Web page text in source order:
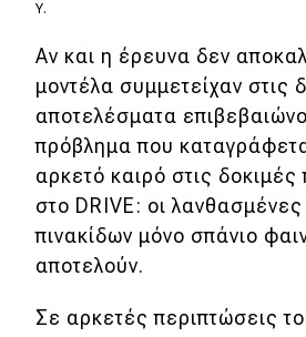
Y.
Αν και η έρευνα δεν
μοντέλα συμμετείχαν στις
αποτελέσματα
πρόβλημα που
αρκετό καιρό στις
στο DRIVE: οι
πινακίδων μόνο σπάνιο
αποτελούν.
Σε αρκετές περιπτώσεις το